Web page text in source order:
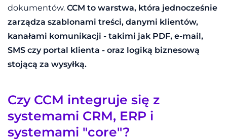
dokumentów. CCM to warstwa, która jednocześnie
zarządza szablonami treści, danymi klientów,
kanałami komunikacji - takimi jak PDF, e-mail,
SMS czy portal klienta - oraz logiką biznesową
stojącą za wysyłką.
Czy CCM integruje się z
systemami CRM, ERP i
systemami "core"?